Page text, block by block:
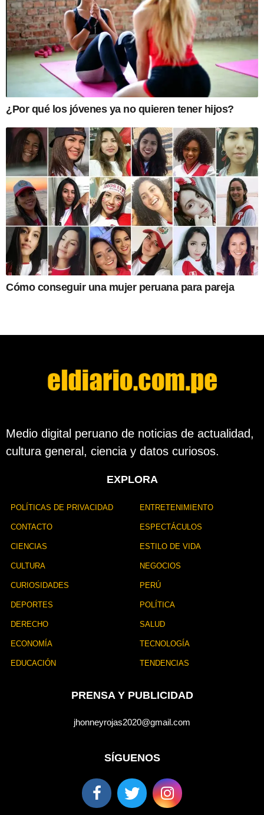
¿Por qué los jóvenes ya no quieren tener hijos?
Cómo conseguir una mujer peruana para pareja
Medio digital peruano de noticias de actualidad,
cultura general, ciencia y datos curiosos.
EXPLORA
POLÍTICAS DE PRIVACIDAD
CONTACTO
CIENCIAS
CULTURA
CURIOSIDADES
DEPORTES
DERECHO
ECONOMÍA
EDUCACIÓN
ENTRETENIMIENTO
ESPECTÁCULOS
ESTILO DE VIDA
NEGOCIOS
PERÚ
POLÍTICA
SALUD
TECNOLOGÍA
TENDENCIAS
PRENSA Y PUBLICIDAD
jhonneyrojas2020@gmail.com
SÍGUENOS